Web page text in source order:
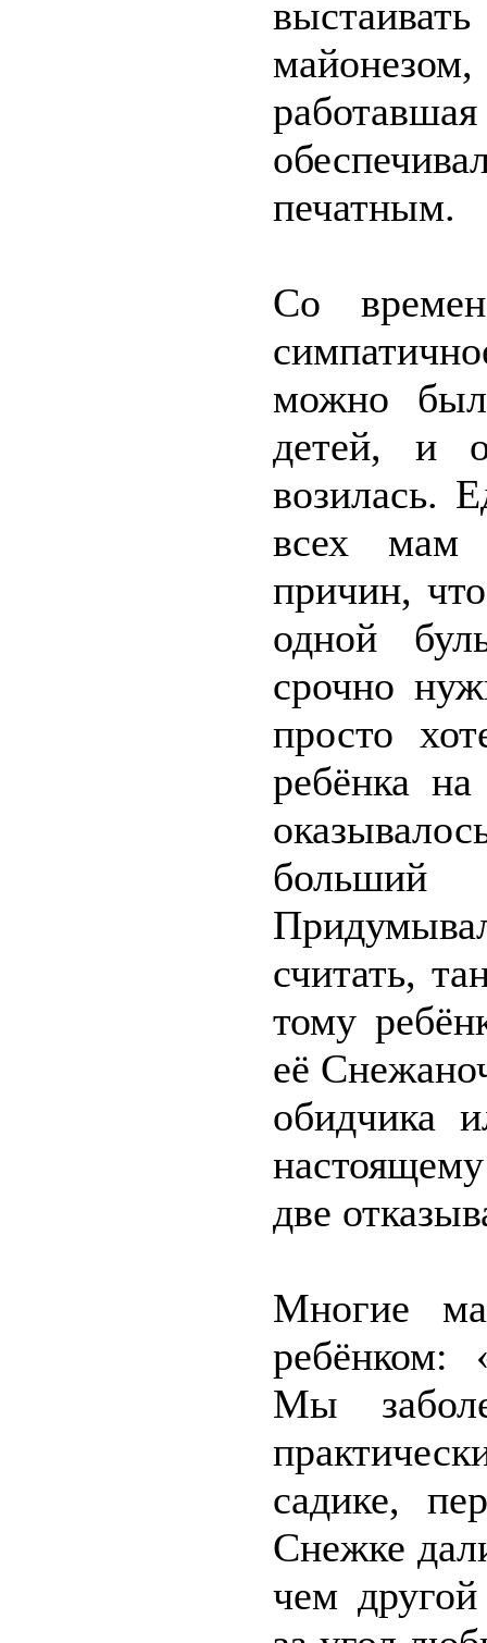
печатным.
Со
можно
детей, и
возилась.
всех мам
причин,
одной
срочно
просто
ребёнка
больший
считать,
тому
её
обидчика
две
Многие
Мы
садике,
Снежке
чем